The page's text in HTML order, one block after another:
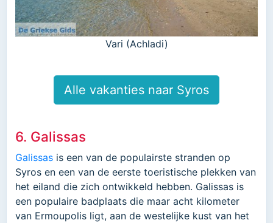
Vari (Achladi)
Alle vakanties naar Syros
6. Galissas
Galissas is een van de populairste stranden op
Syros en een van de eerste toeristische plekken van
het eiland die zich ontwikkeld hebben. Galissas is
een populaire badplaats die maar acht kilometer
van Ermoupolis ligt, aan de westelijke kust van het